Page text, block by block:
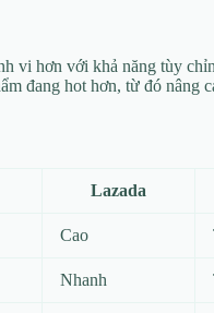
vi hơn với khả năng tùy
đang hot hơn, từ đó nâng
Lazada
Cao
Nhanh